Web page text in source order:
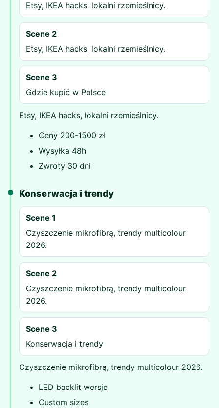
Etsy, IKEA hacks, lokalni rzemieślnicy.
Scene 2
Etsy, IKEA hacks, lokalni rzemieślnicy.
Scene 3
Gdzie kupić w Polsce
Etsy, IKEA hacks, lokalni rzemieślnicy.
Ceny 200-1500 zł
Wysyłka 48h
Zwroty 30 dni
Konserwacja i trendy
Scene 1
Czyszczenie mikrofibrą, trendy multicolour
2026.
Scene 2
Czyszczenie mikrofibrą, trendy multicolour
2026.
Scene 3
Konserwacja i trendy
Czyszczenie mikrofibrą, trendy multicolour 2026.
LED backlit wersje
Custom sizes